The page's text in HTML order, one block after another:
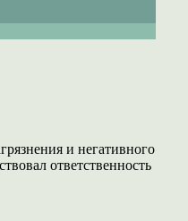
и негативного
ответственность